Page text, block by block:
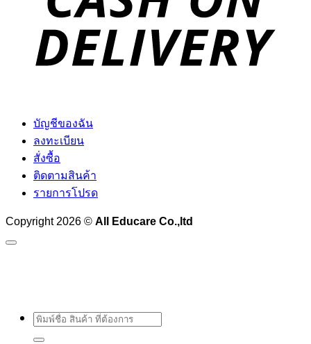
บัญชีของฉัน
ลงทะเบียน
สั่งซื้อ
ติดตามสินค้า
รายการโปรด
Copyright 2026 © All Educare Co.,ltd
ค้นหา: